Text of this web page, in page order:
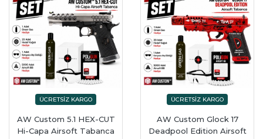
AW Custom 5.1 HEX-CUT
Hi-Capa Airsoft Tabanca
AW Custom Glock 17
Deadpool Edition Airsoft